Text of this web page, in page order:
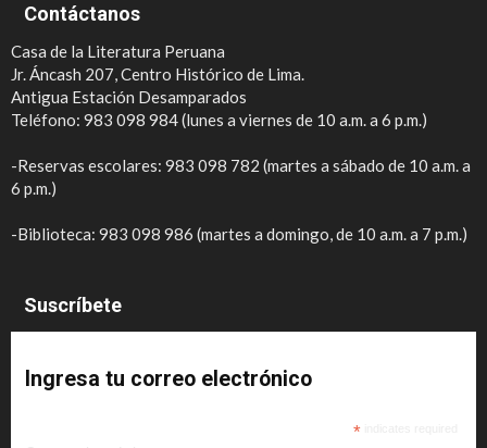
Contáctanos
Casa de la Literatura Peruana
Jr. Áncash 207, Centro Histórico de Lima.
Antigua Estación Desamparados
Teléfono: 983 098 984 (lunes a viernes de 10 a.m. a 6 p.m.)
-Reservas escolares: 983 098 782 (martes a sábado de 10 a.m. a
6 p.m.)
-Biblioteca: 983 098 986 (martes a domingo, de 10 a.m. a 7 p.m.)
Suscríbete
Ingresa tu correo electrónico
*